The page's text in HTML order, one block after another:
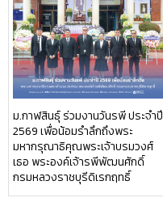
ม.กาฬสินธุ์ ร่วมงานวันรพี ประจำปี
2569 เพื่อน้อมรำลึกถึงพระ
มหากรุณาธิคุณพระเจ้าบรมวงศ์
เธอ พระองค์เจ้ารพีพัฒนศักดิ์
กรมหลวงราชบุรีดิเรกฤทธิ์